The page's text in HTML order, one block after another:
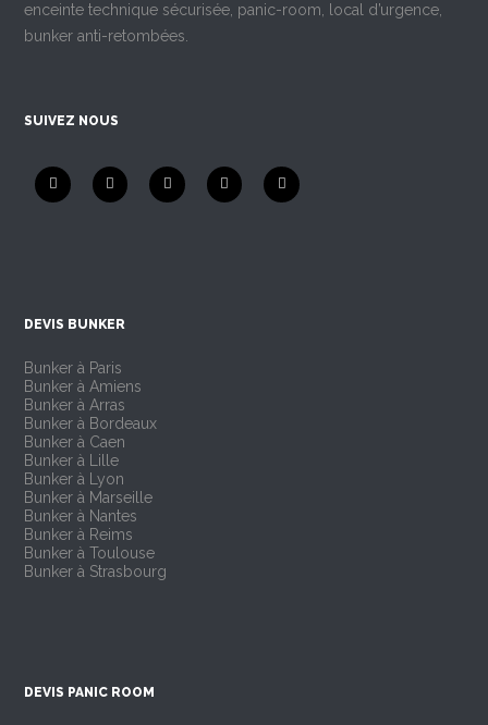
enceinte technique sécurisée, panic-room, local d’urgence,
bunker anti-retombées.
SUIVEZ NOUS
DEVIS BUNKER
Bunker à Paris
Bunker à Amiens
Bunker à Arras
Bunker à Bordeaux
Bunker à Caen
Bunker à Lille
Bunker à Lyon
Bunker à Marseille
Bunker à Nantes
Bunker à Reims
Bunker à Toulouse
Bunker à Strasbourg
DEVIS PANIC ROOM